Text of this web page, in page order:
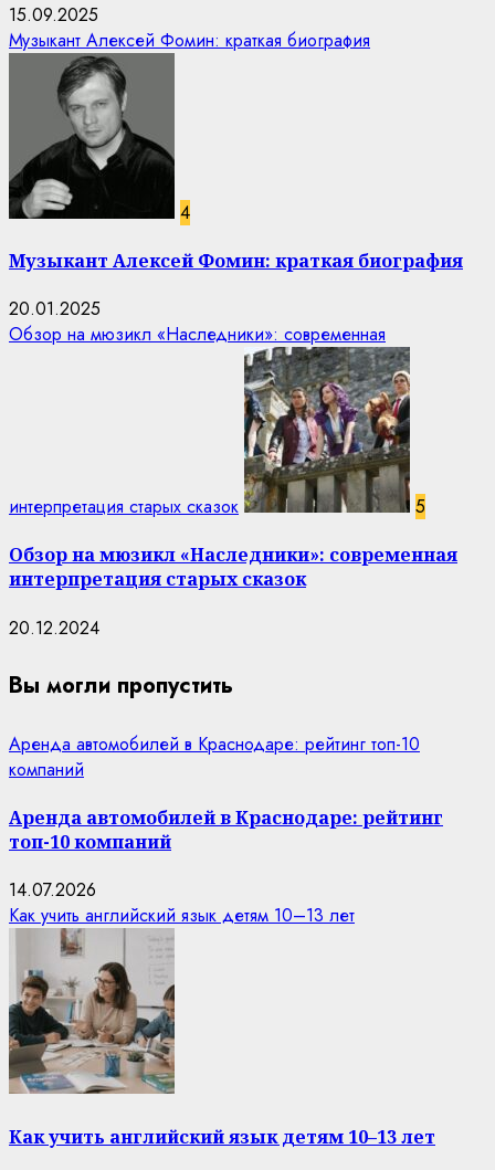
15.09.2025
Музыкант Алексей Фомин: краткая биография
4
Музыкант Алексей Фомин: краткая биография
20.01.2025
Обзор на мюзикл «Наследники»: современная
интерпретация старых сказок 5
Обзор на мюзикл «Наследники»: современная
интерпретация старых сказок
20.12.2024
Вы могли пропустить
Аренда автомобилей в Краснодаре: рейтинг топ-10
компаний
Аренда автомобилей в Краснодаре: рейтинг
топ-10 компаний
14.07.2026
Как учить английский язык детям 10–13 лет
Как учить английский язык детям 10–13 лет